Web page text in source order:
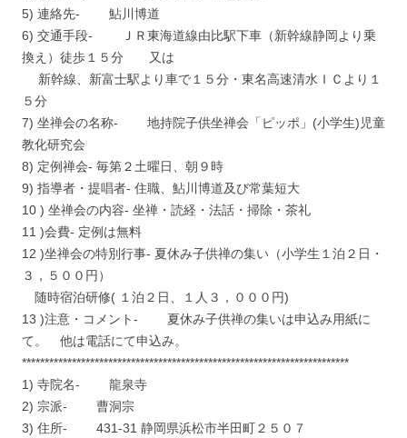
5) 連絡先- 鮎川博道
6) 交通手段- ＪＲ東海道線由比駅下車（新幹線静岡より乗
換え）徒歩１５分 又は
新幹線、新富士駅より車で１５分・東名高速清水ＩＣより１
５分
7) 坐禅会の名称- 地持院子供坐禅会「ピッポ」(小学生)児童
教化研究会
8) 定例禅会- 毎第２土曜日、朝９時
9) 指導者・提唱者- 住職、鮎川博道及び常葉短大
10 ) 坐禅会の内容- 坐禅・読経・法話・掃除・茶礼
11 )会費- 定例は無料
12 )坐禅会の特別行事- 夏休み子供禅の集い（小学生１泊２日・
３，５００円）
随時宿泊研修( １泊２日、１人３，０００円)
13 )注意・コメント- 夏休み子供禅の集いは申込み用紙に
て。 他は電話にて申込み。
************************************************************************
1) 寺院名- 龍泉寺
2) 宗派- 曹洞宗
3) 住所- 431-31 静岡県浜松市半田町２５０７